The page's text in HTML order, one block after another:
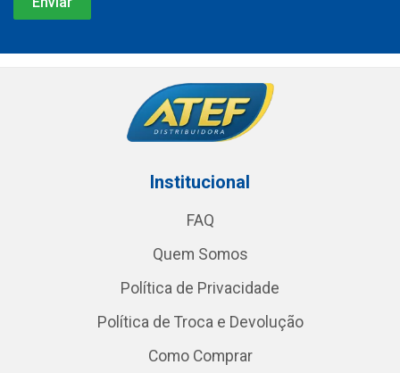
Institucional
FAQ
Quem Somos
Política de Privacidade
Política de Troca e Devolução
Como Comprar